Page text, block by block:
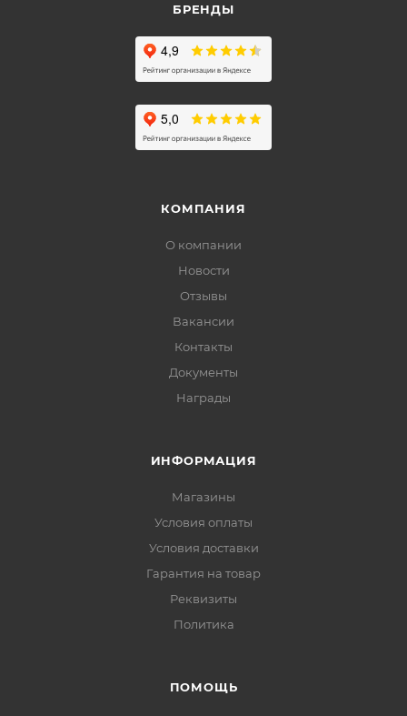
БРЕНДЫ
КОМПАНИЯ
О компании
Новости
Отзывы
Вакансии
Контакты
Документы
Награды
ИНФОРМАЦИЯ
Магазины
Условия оплаты
Условия доставки
Гарантия на товар
Реквизиты
Политика
ПОМОЩЬ